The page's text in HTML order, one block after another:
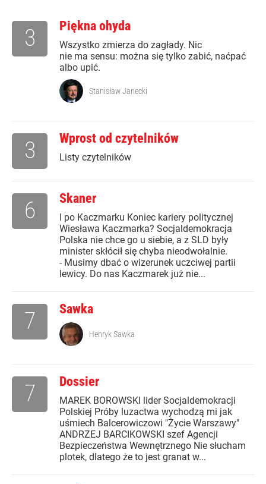
Piękna ohyda
Wszystko zmierza do zagłady. Nic
nie ma sensu: można się tylko zabić, naćpać
albo upić.
3
Stanisław Janecki
Wprost od czytelników
Listy czytelników
3
Skaner
I po Kaczmarku Koniec kariery politycznej
Wiesława Kaczmarka? Socjaldemokracja
Polska nie chce go u siebie, a z SLD były
minister skłócił się chyba nieodwołalnie.
- Musimy dbać o wizerunek uczciwej partii
lewicy. Do nas Kaczmarek już nie...
6
Sawka
7 Henryk Sawka
Dossier
MAREK BOROWSKI lider Socjaldemokracji
Polskiej Próby luzactwa wychodzą mi jak
uśmiech Balcerowiczowi "Życie Warszawy"
ANDRZEJ BARCIKOWSKI szef Agencji
Bezpieczeństwa Wewnętrznego Nie słucham
plotek, dlatego że to jest granat w...
7